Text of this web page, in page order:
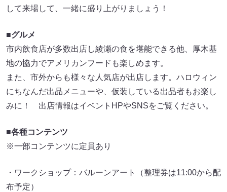
して来場して、一緒に盛り上がりましょう！
■グルメ
市内飲食店が多数出店し綾瀬の食を堪能できる他、厚木基
地の協力でアメリカンフードも楽しめます。
また、市外からも様々な人気店が出店します。ハロウィン
にちなんだ出品メニューや、仮装している出品者もお楽し
みに！ 出店情報はイベントHPやSNSをご覧ください。
■各種コンテンツ
※一部コンテンツに定員あり
・ワークショップ：バルーンアート（整理券は11:00から配
布予定）